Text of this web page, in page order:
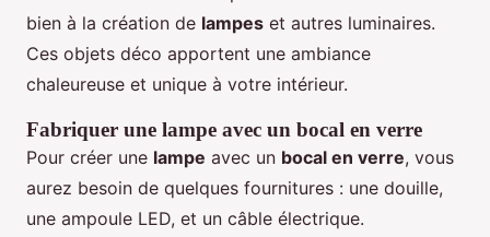
bien à la création de lampes et autres luminaires.
Ces objets déco apportent une ambiance
chaleureuse et unique à votre intérieur.
Fabriquer une lampe avec un bocal en verre
Pour créer une lampe avec un bocal en verre, vous
aurez besoin de quelques fournitures : une douille,
une ampoule LED, et un câble électrique.